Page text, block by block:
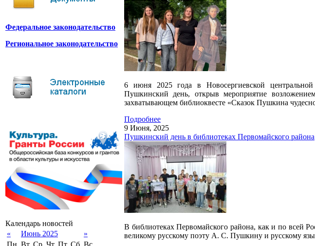
Федеральное законодательство
Региональное законодательство
Календарь новостей
«
Июнь 2025
»
Пн. Вт. Ср. Чт. Пт. Сб. Вс.
6 июня 2025 года в Новосергиевской
Пушкинский день, открыв мероприятие
захватывающем библиоквесте «Сказок Пушкина
Подробнее
9 Июня, 2025
Пушкинский день в библиотеках Первомайского района
В библиотеках Первомайского района, как и по всей
великому русскому поэту А. С. Пушкину и русскому